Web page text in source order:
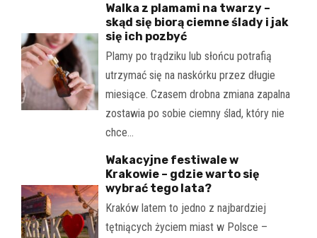
Walka z plamami na twarzy –
skąd się biorą ciemne ślady i jak
się ich pozbyć
Plamy po trądziku lub słońcu potrafią
utrzymać się na naskórku przez długie
miesiące. Czasem drobna zmiana zapalna
zostawia po sobie ciemny ślad, który nie
chce…
Wakacyjne festiwale w
Krakowie – gdzie warto się
wybrać tego lata?
Kraków latem to jedno z najbardziej
tętniących życiem miast w Polsce –